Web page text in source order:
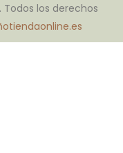
Todos los derechos